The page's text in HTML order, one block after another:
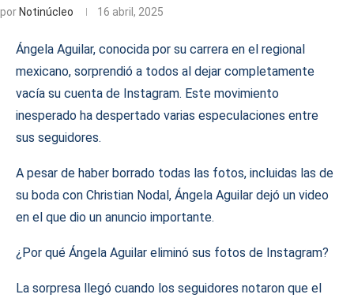
por Notinúcleo 16 abril, 2025
Ángela Aguilar, conocida por su carrera en el regional
mexicano, sorprendió a todos al dejar completamente
vacía su cuenta de Instagram. Este movimiento
inesperado ha despertado varias especulaciones entre
sus seguidores.
A pesar de haber borrado todas las fotos, incluidas las de
su boda con Christian Nodal, Ángela Aguilar dejó un video
en el que dio un anuncio importante.
¿Por qué Ángela Aguilar eliminó sus fotos de Instagram?
La sorpresa llegó cuando los seguidores notaron que el